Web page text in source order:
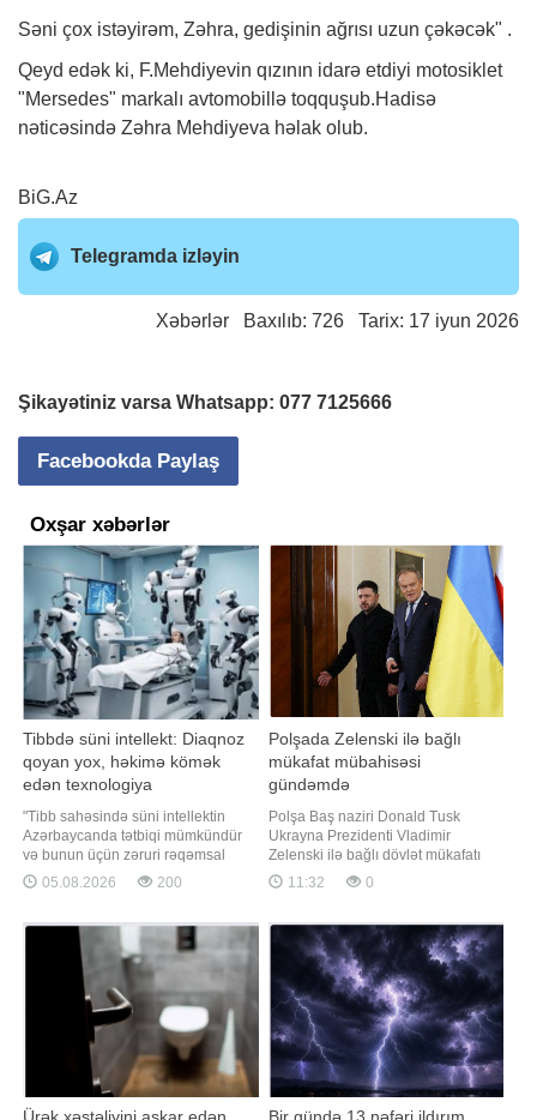
Səni çox istəyirəm, Zəhra, gedişinin ağrısı uzun çəkəcək" .
Qeyd edək ki, F.Mehdiyevin qızının idarə etdiyi motosiklet
"Mersedes" markalı avtomobillə toqquşub.Hadisə
nəticəsində Zəhra Mehdiyeva həlak olub.
BiG.Az
Telegramda izləyin
Xəbərlər Baxılıb: 726 Tarix: 17 iyun 2026
Şikayətiniz varsa Whatsapp: 077 7125666
Facebookda Paylaş
Oxşar xəbərlər
Tibbdə süni intellekt: Diaqnoz
qoyan yox, həkimə kömək
edən texnologiya
"Tibb sahəsində süni intellektin
Azərbaycanda tətbiqi mümkündür
və bunun üçün zəruri rəqəmsal
infrastruktur tədricən formalaşır.
Təsadüfi deyil ki, ölkədə qəbul
Süni İntellekt Strategiyası
çərçivəsində səhiyyədə tibbi
məlumatların vahid informasiya
mühitində inteqrasiyas
05.08.2026 200
Polşada Zelenski ilə bağlı
mükafat mübahisəsi
gündəmdə
Polşa Baş naziri Donald Tusk
Ukrayna Prezidenti Vladimir
Zelenski ilə bağlı dövlət mükafatı
məsələsində qərar verməyə
çağırılıb. xəbər verir ki, Polşa
rəhbəri Zbiqnev Boqutski bu barədə
X sosial şəbəkəsində paylaşım
edib. Boqutski bildirib ki, Donald
Tusk vəzifə borcun
11:32 0